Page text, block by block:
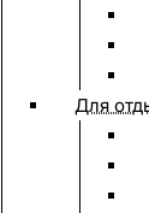
Для